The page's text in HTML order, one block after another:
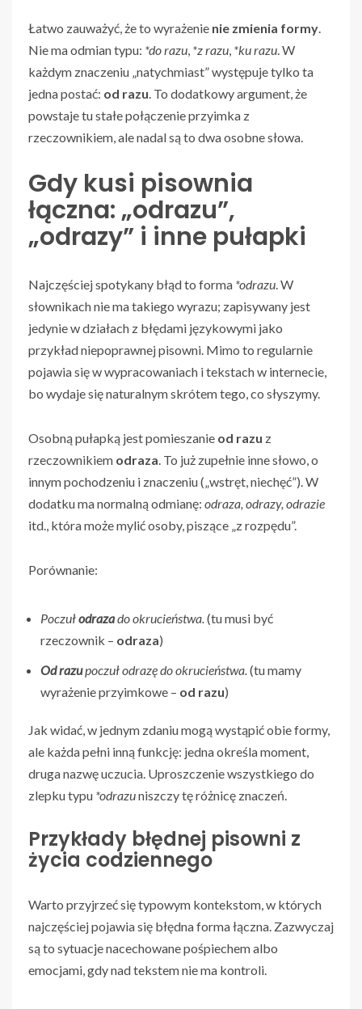
Łatwo zauważyć, że to wyrażenie nie zmienia formy
Nie ma odmian typu: *do razu *z razu *ku razu . W
każdym znaczeniu „natychmiast” występuje tylko ta
jedna postać: od razu . To dodatkowy argument, że
powstaje tu stałe połączenie przyimka z
rzeczownikiem, ale nadal są to dwa osobne słowa.
Gdy kusi pisownia
łączna: „odrazu”,
„odrazy” i inne pułapki
Najczęściej spotykany błąd to forma *odrazu . W
słownikach nie ma takiego wyrazu; zapisywany jest
jedynie w działach z błędami językowymi jako
przykład niepoprawnej pisowni. Mimo to regularnie
pojawia się w wypracowaniach i tekstach w internecie,
bo wydaje się naturalnym skrótem tego, co słyszymy.
Osobną pułapką jest pomieszanie od razu z
rzeczownikiem odraza . To już zupełnie inne słowo, o
innym pochodzeniu i znaczeniu („wstręt, niechęć”). W
dodatku ma normalną odmianę: odraza, odrazy, odrazie
itd., która może mylić osoby, piszące „z rozpędu”.
Porównanie:
Poczułodrazado okrucieństwa. (tu musi być
rzeczownik – odraza)
Od razupoczuł odrazę do okrucieństwa. (tu mamy
wyrażenie przyimkowe – od razu)
Jak widać, w jednym zdaniu mogą wystąpić obie formy,
ale każda pełni inną funkcję: jedna określa moment,
druga nazwę uczucia. Uproszczenie wszystkiego do
zlepku typu *odrazuniszczy tę różnicę znaczeń.
Przykłady błędnej pisowni z
życia codziennego
Warto przyjrzeć się typowym kontekstom, w których
najczęściej pojawia się błędna forma łączna. Zazwyczaj
są to sytuacje nacechowane pośpiechem albo
emocjami, gdy nad tekstem nie ma kontroli.